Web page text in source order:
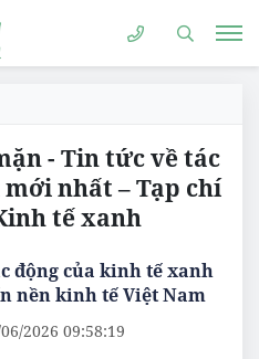
- Tin tức về tác
nhất – Tạp chí
tế xanh
động của kinh tế xanh
nền kinh tế Việt Nam
2026 09:58:19